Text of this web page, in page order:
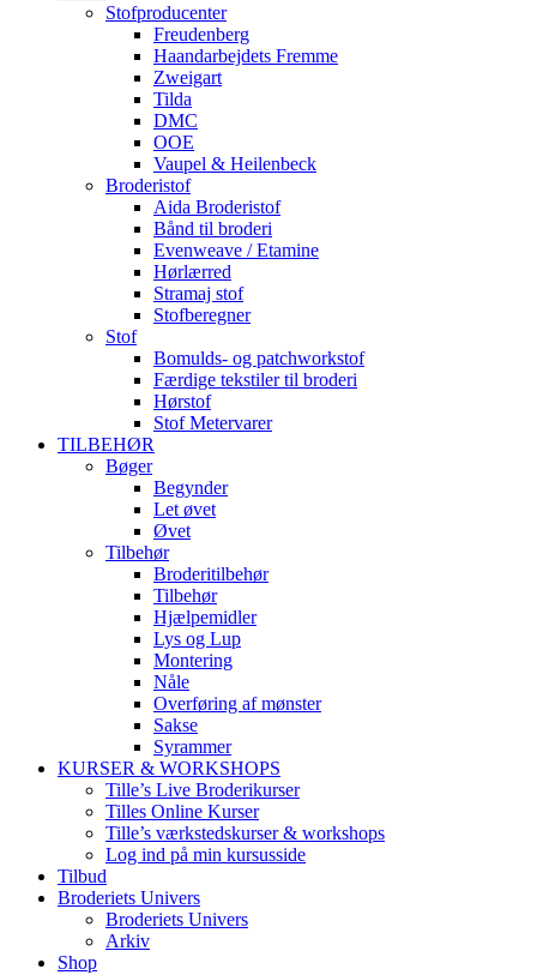
Stofproducenter
Freudenberg
Haandarbejdets Fremme
Zweigart
Tilda
DMC
OOE
Vaupel & Heilenbeck
Broderistof
Aida Broderistof
Bånd til broderi
Evenweave / Etamine
Hørlærred
Stramaj stof
Stofberegner
Stof
Bomulds- og patchworkstof
Færdige tekstiler til broderi
Hørstof
Stof Metervarer
TILBEHØR
Bøger
Begynder
Let øvet
Øvet
Tilbehør
Broderitilbehør
Tilbehør
Hjælpemidler
Lys og Lup
Montering
Nåle
Overføring af mønster
Sakse
Syrammer
KURSER & WORKSHOPS
Tille’s Live Broderikurser
Tilles Online Kurser
Tille’s værkstedskurser & workshops
Log ind på min kursusside
Tilbud
Broderiets Univers
Broderiets Univers
Arkiv
Shop